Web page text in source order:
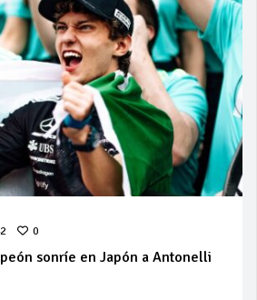
0
sonríe en Japón a Antonelli